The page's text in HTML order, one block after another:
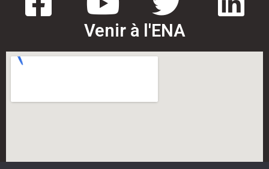
Venir à l'ENA